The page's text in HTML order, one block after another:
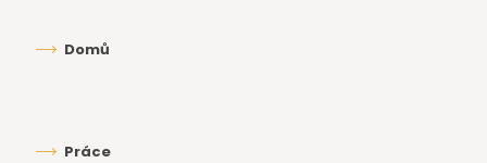
Domů
Práce